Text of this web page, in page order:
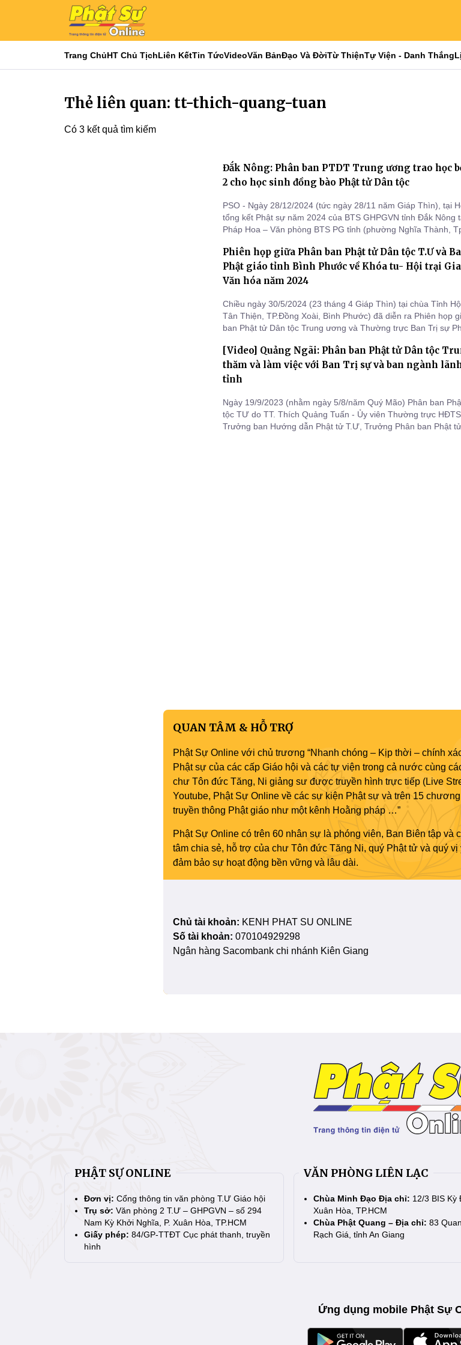
Trang ChủHT Chủ TịchLiên KếtTin TứcVideoVăn BảnĐạo Và ĐờiTừ ThiệnTự Viện - Danh Thắng
Thẻ liên quan: tt-thich-quang-tuan
Có 3 kết quả tìm kiếm
Đắk Nông: Phân ban PTDT Trung ương trao học
2 cho học sinh đồng bào Phật tử Dân tộc
PSO - Ngày 28/12/2024 (tức ngày 28/11 năm Giáp Thìn), tại
tổng kết Phật sự năm 2024 của BTS GHPGVN tỉnh Đắk Nông
Pháp Hoa – Văn phòng BTS PG tỉnh (phường Nghĩa Thành,
học sinh Đồng bào Phật tử tỉnh Đắk Nông.
Phiên họp giữa Phân ban Phật tử Dân tộc T.Ư và
Phật giáo tỉnh Bình Phước về Khóa tu- Hội trại
Văn hóa năm 2024
Chiều ngày 30/5/2024 (23 tháng 4 Giáp Thìn) tại chùa Tỉnh
Tân Thiện, TP.Đồng Xoài, Bình Phước) đã diễn ra Phiên họp
ban Phật tử Dân tộc Trung ương và Thường trực Ban Trị sự
miền Trung và Đông Nam bộ
[Video] Quảng Ngãi: Phân ban Phật tử Dân tộc
thăm và làm việc với Ban Trị sự và ban ngành
tỉnh
Ngày 19/9/2023 (nhằm ngày 5/8/năm Quý Mão) Phân ban
tộc TƯ do TT. Thích Quảng Tuấn - Ủy viên Thường trực
Trưởng ban Hướng dẫn Phật tử T.Ư, Trưởng Phân ban Phật
QUAN TÂM & HỖ TRỢ
Phật Sự Online với chủ trương “Nhanh chóng – Kịp thời – chính
Phật sự của các cấp Giáo hội và các tự viện trong cả nước cùng
chư Tôn đức Tăng, Ni giảng sư được truyền hình trực tiếp (Live
Youtube, Phật Sự Online về các sự kiện Phật sự và trên 15
truyền thông Phật giáo như một kênh Hoằng pháp …”
Phật Sự Online có trên 60 nhân sự là phóng viên, Ban Biên tập và
tâm chia sẻ, hỗ trợ của chư Tôn đức Tăng Ni, quý Phật tử và quý
đảm bảo sự hoạt động bền vững và lâu dài.
Chủ tài khoản: KENH PHAT SU ONLINE
Số tài khoản: 070104929298
Ngân hàng Sacombank chi nhánh Kiên Giang
PHẬT SỰ ONLINE
Đơn vị: Cổng thông tin văn phòng T.Ư Giáo hội
Trụ sở: Văn phòng 2 T.Ư – GHPGVN – số 294
Nam Kỳ Khởi Nghĩa, P. Xuân Hòa, TP.HCM
Giấy phép: 84/GP-TTĐT Cục phát thanh, truyền
hình
VĂN PHÒNG LIÊN LẠC
Chùa Minh Đạo Địa chỉ: 12/3 BIS Kỳ
Xuân Hòa, TP.HCM
Chùa Phật Quang – Địa chỉ: 83
Rạch Giá, tỉnh An Giang
Ứng dụng mobile Phật Sự